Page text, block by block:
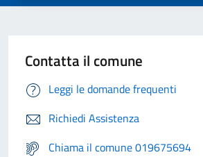
Contatta il comune
Leggi le domande frequenti
Richiedi Assistenza
Chiama il comune 019675694